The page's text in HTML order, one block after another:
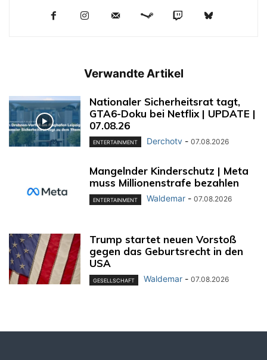
Verwandte Artikel
Nationaler Sicherheitsrat tagt,
GTA6-Doku bei Netflix | UPDATE |
07.08.26
ENTERTAINMENT Derchotv - 07.08.2026
Mangelnder Kinderschutz | Meta
muss Millionenstrafe bezahlen
ENTERTAINMENT Waldemar - 07.08.2026
Trump startet neuen Vorstoß
gegen das Geburtsrecht in den
USA
GESELLSCHAFT Waldemar - 07.08.2026